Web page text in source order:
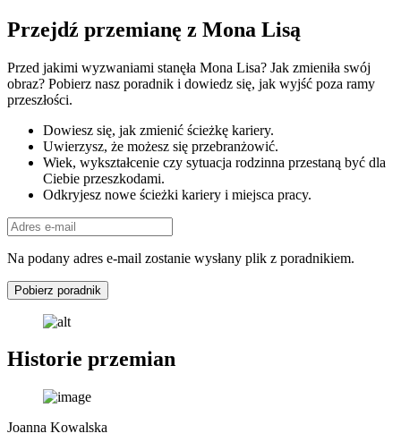
Przejdź przemianę z Mona Lisą
Przed jakimi wyzwaniami stanęła Mona Lisa? Jak zmieniła swój
obraz? Pobierz nasz poradnik i dowiedz się, jak wyjść poza ramy
przeszłości.
Dowiesz się, jak zmienić ścieżkę kariery.
Uwierzysz, że możesz się przebranżowić.
Wiek, wykształcenie czy sytuacja rodzinna przestaną być dla
Ciebie przeszkodami.
Odkryjesz nowe ścieżki kariery i miejsca pracy.
Na podany adres e-mail zostanie wysłany plik z poradnikiem.
Pobierz poradnik
Historie przemian
Joanna Kowalska